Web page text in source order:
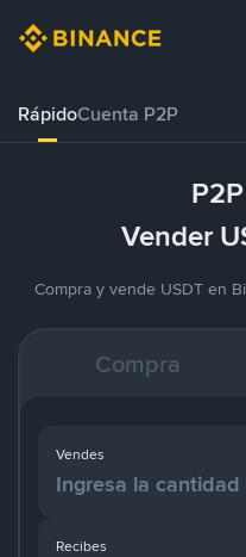
RápidoCuenta P2P
Vender
Compra y vende USDT en
Compra
Recibes
Vendes